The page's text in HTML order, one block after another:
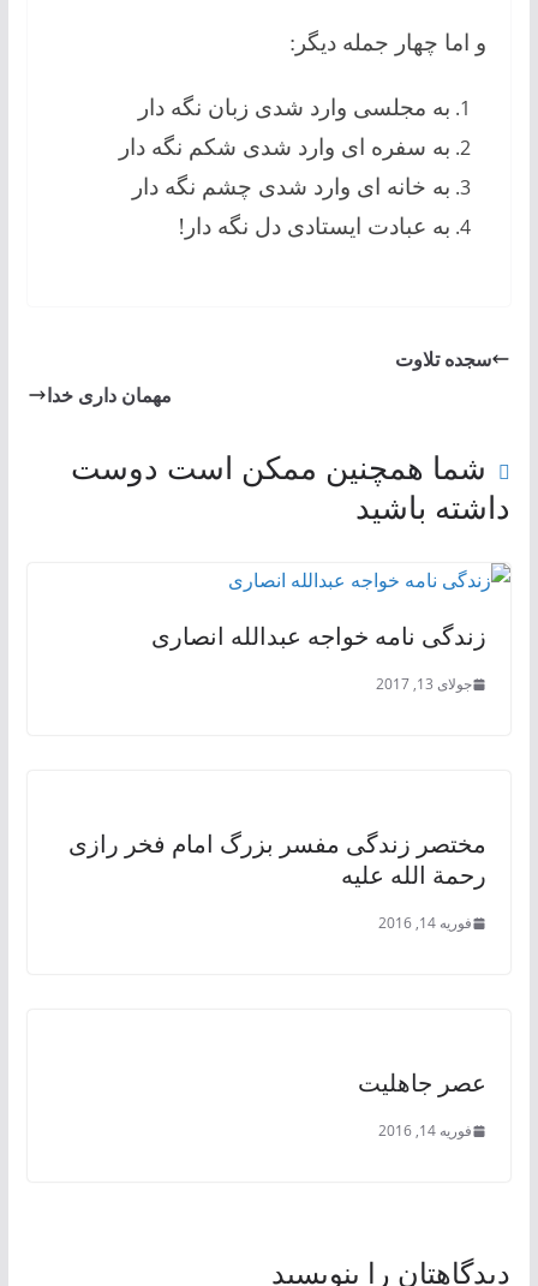
و اما چهار جمله دیگر:
به مجلسی وارد شدی زبان نگه دار
به سفره ای وارد شدی شکم نگه دار
به خانه ای وارد شدی چشم نگه دار
به عبادت ایستادی دل نگه دار!
سجده تلاوت
مهمان داری خدا
شما همچنین ممکن است دوست
داشته باشید
زندگی نامه خواجه عبدالله انصاری
جولای 13, 2017
مختصر زندگی مفسر بزرگ امام فخر رازی
رحمة الله علیه
فوریه 14, 2016
عصر جاهلیت
فوریه 14, 2016
دیدگاهتان را بنویسید